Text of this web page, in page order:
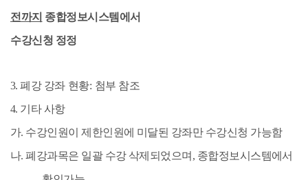
전까지 종합정보시스템에서
수강신청 정정
3.폐강 강좌 현황: 첨부 참조
4. 기타 사항
가. 수강인원이 제한인원에 미달된 강좌만 수강신청 가능함
나.폐강과목은 일괄 수강 삭제되었으며 , 종합정보시스템에서